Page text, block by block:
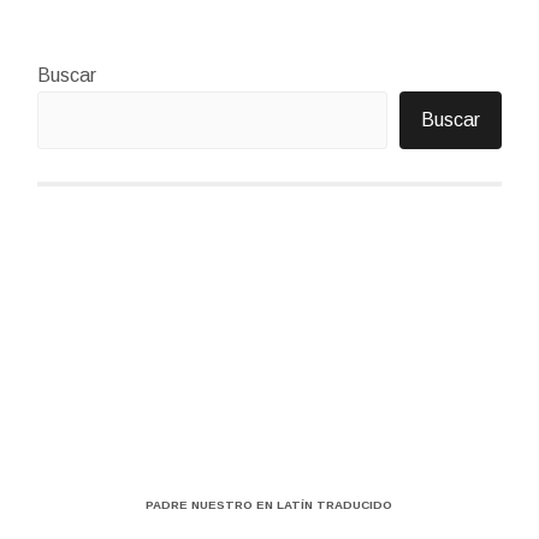
Buscar
Buscar
PADRE NUESTRO EN LATÍN TRADUCIDO